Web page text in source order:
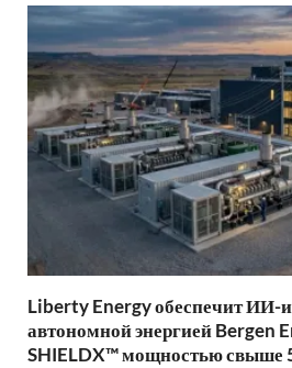
Liberty Energy обеспечит ИИ-
автономной энергией Bergen
SHIELDX™ мощностью свыше